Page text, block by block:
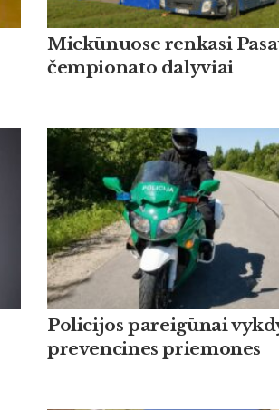
Mickūnuose renkasi
čempionato dalyviai
Policijos pareigūnai
prevencines priemones